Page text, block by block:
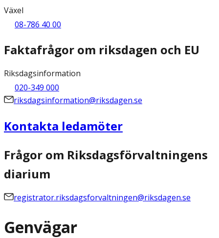
Växel
08-786 40 00
Faktafrågor om riksdagen och EU
Riksdagsinformation
020-349 000
riksdagsinformation@riksdagen.se
Kontakta ledamöter
Frågor om Riksdagsförvaltningens
diarium
registrator.riksdagsforvaltningen@riksdagen.se
Genvägar